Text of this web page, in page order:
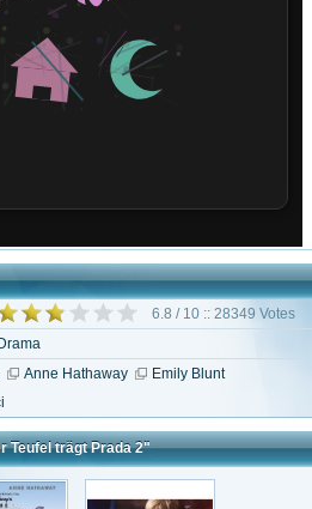
6.8 / 10 :: 28349 Votes
Drama
Anne Hathaway
Emily Blunt
Teufel trägt Prada 2"